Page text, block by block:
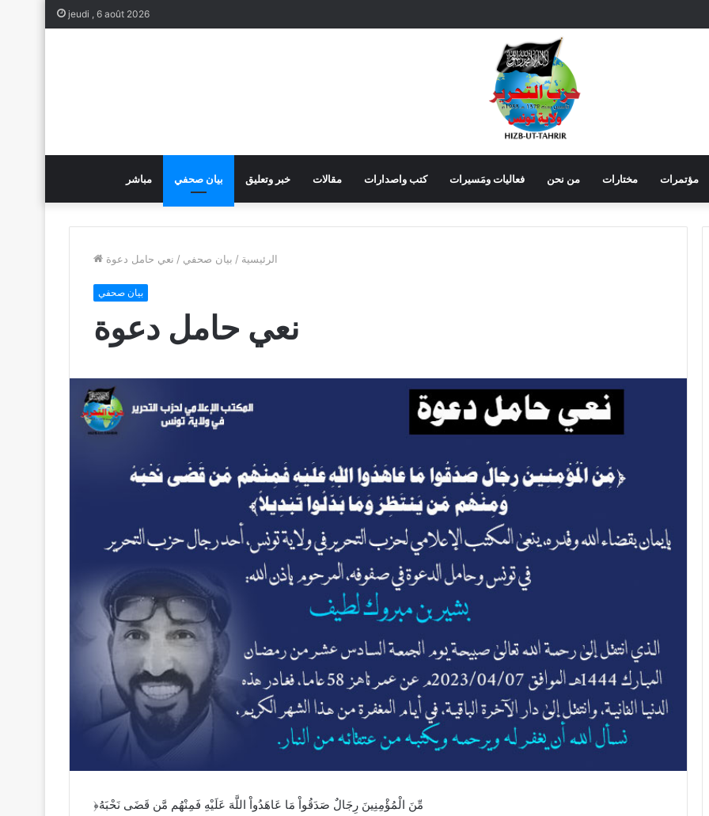
jeudi , 6 août 2026
مباشر بيان صحفي خبر وتعليق مقالات كتب واصدارات فعاليات ومَسيرات من نحن مختارات مؤتمرات
الرئيسية / بيان صحفي / نعي حامل دعوة
بيان صحفي
نعي حامل دعوة
﴿مِّنَ الْمُؤْمِنِينَ رِجَالٌ صَدَقُواْ مَا عَاهَدُواْ اللَّهَ عَلَيْهِ فَمِنْهُم مَّن قَضَى نَحْبَهُ